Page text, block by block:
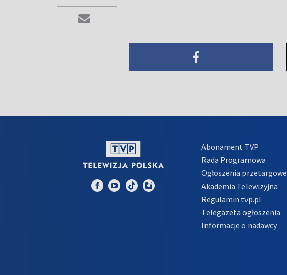
Abonament TVP
Rada Programowa
Ogłoszenia przetargowe
Akademia Telewizyjna
Regulamin tvp.pl
Telegazeta ogłoszenia
Informacje o nadawcy